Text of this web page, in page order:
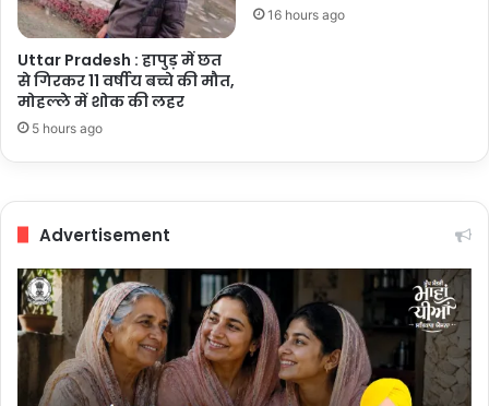
Uttar Pradesh : हापुड़ में छत
से गिरकर 11 वर्षीय बच्चे की मौत,
मोहल्ले में शोक की लहर
5 hours ago
16 hours ago
Advertisement